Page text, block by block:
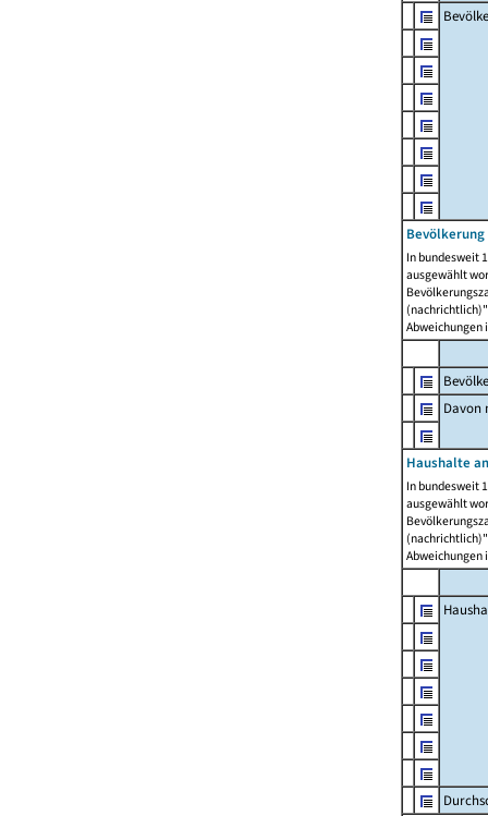
In bundesweit
ausgewählt
Abweichungen
Davon
Haushalte
In bundesweit
ausgewählt
Abweichungen